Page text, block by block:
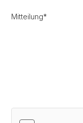
Mitteilung*